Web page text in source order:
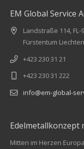
EM Global Service
Landstraße 114, FL-
Fürstentum
+423 230 31 21
+423 230 31 222
info@em-global-
Edelmetallkonzept
Mitten im Herzen